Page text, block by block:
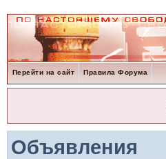
Перейти на сайт Правила Форума
Объявления